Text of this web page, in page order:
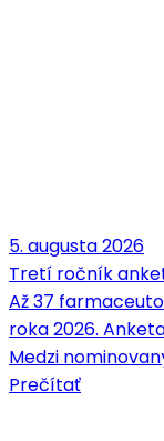
5. augusta 2026
Tretí ročník
Až 37
roka 2026.
Medzi
Prečítať